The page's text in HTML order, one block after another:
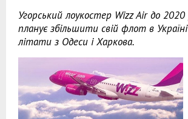
Угорський лоукостер Wizz Air до 2020
планує збільшити свій флот в
літати з Одеси і Харкова.